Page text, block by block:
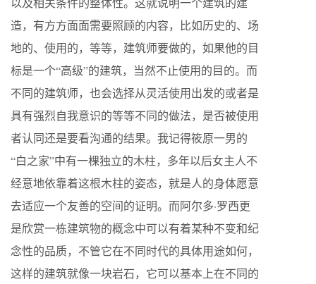
造，有方方面面需要照顾的内容，比如历史的、场
地的、使用的，等等，建筑师要做的，如果他的目
标是一个“高级”的建筑，当然不止使用的目的。而
不同的建筑师，也会选择从灵活使用出发的或者是
具有强烈自我意识的等等不同的做法，是否被使用
者认同还是要看沟通的结果。我记得筱原一男的
“白之家”中有一棵独立的木柱，多年以后女主人不
经意地依靠着这根木柱的姿态，就是人的身体愿意
去适应一个友善的空间的证明。而阿尔多·罗西更
是欣赏一栋建筑物的概念中可以有着某种不变和纪
念性的品质，不管它在不同时代的具体用途如何，
这样的建筑就像一块岩石，它可以基本上在不同的